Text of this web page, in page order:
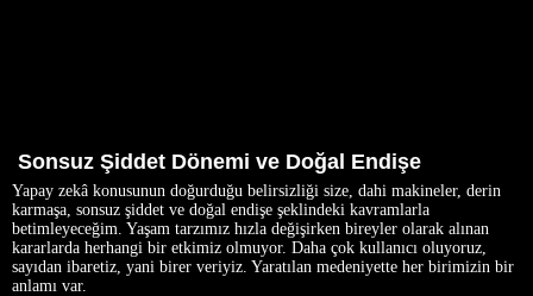
Sonsuz Şiddet Dönemi ve Doğal Endişe
Yapay zekâ konusunun doğurduğu belirsizliği size, dahi makineler, derin
karmaşa, sonsuz şiddet ve doğal endişe şeklindeki kavramlarla
betimleyeceğim. Yaşam tarzımız hızla değişirken bireyler olarak alınan
kararlarda herhangi bir etkimiz olmuyor. Daha çok kullanıcı oluyoruz,
sayıdan ibaretiz, yani birer veriyiz. Yaratılan medeniyette her birimizin bir
anlamı var.